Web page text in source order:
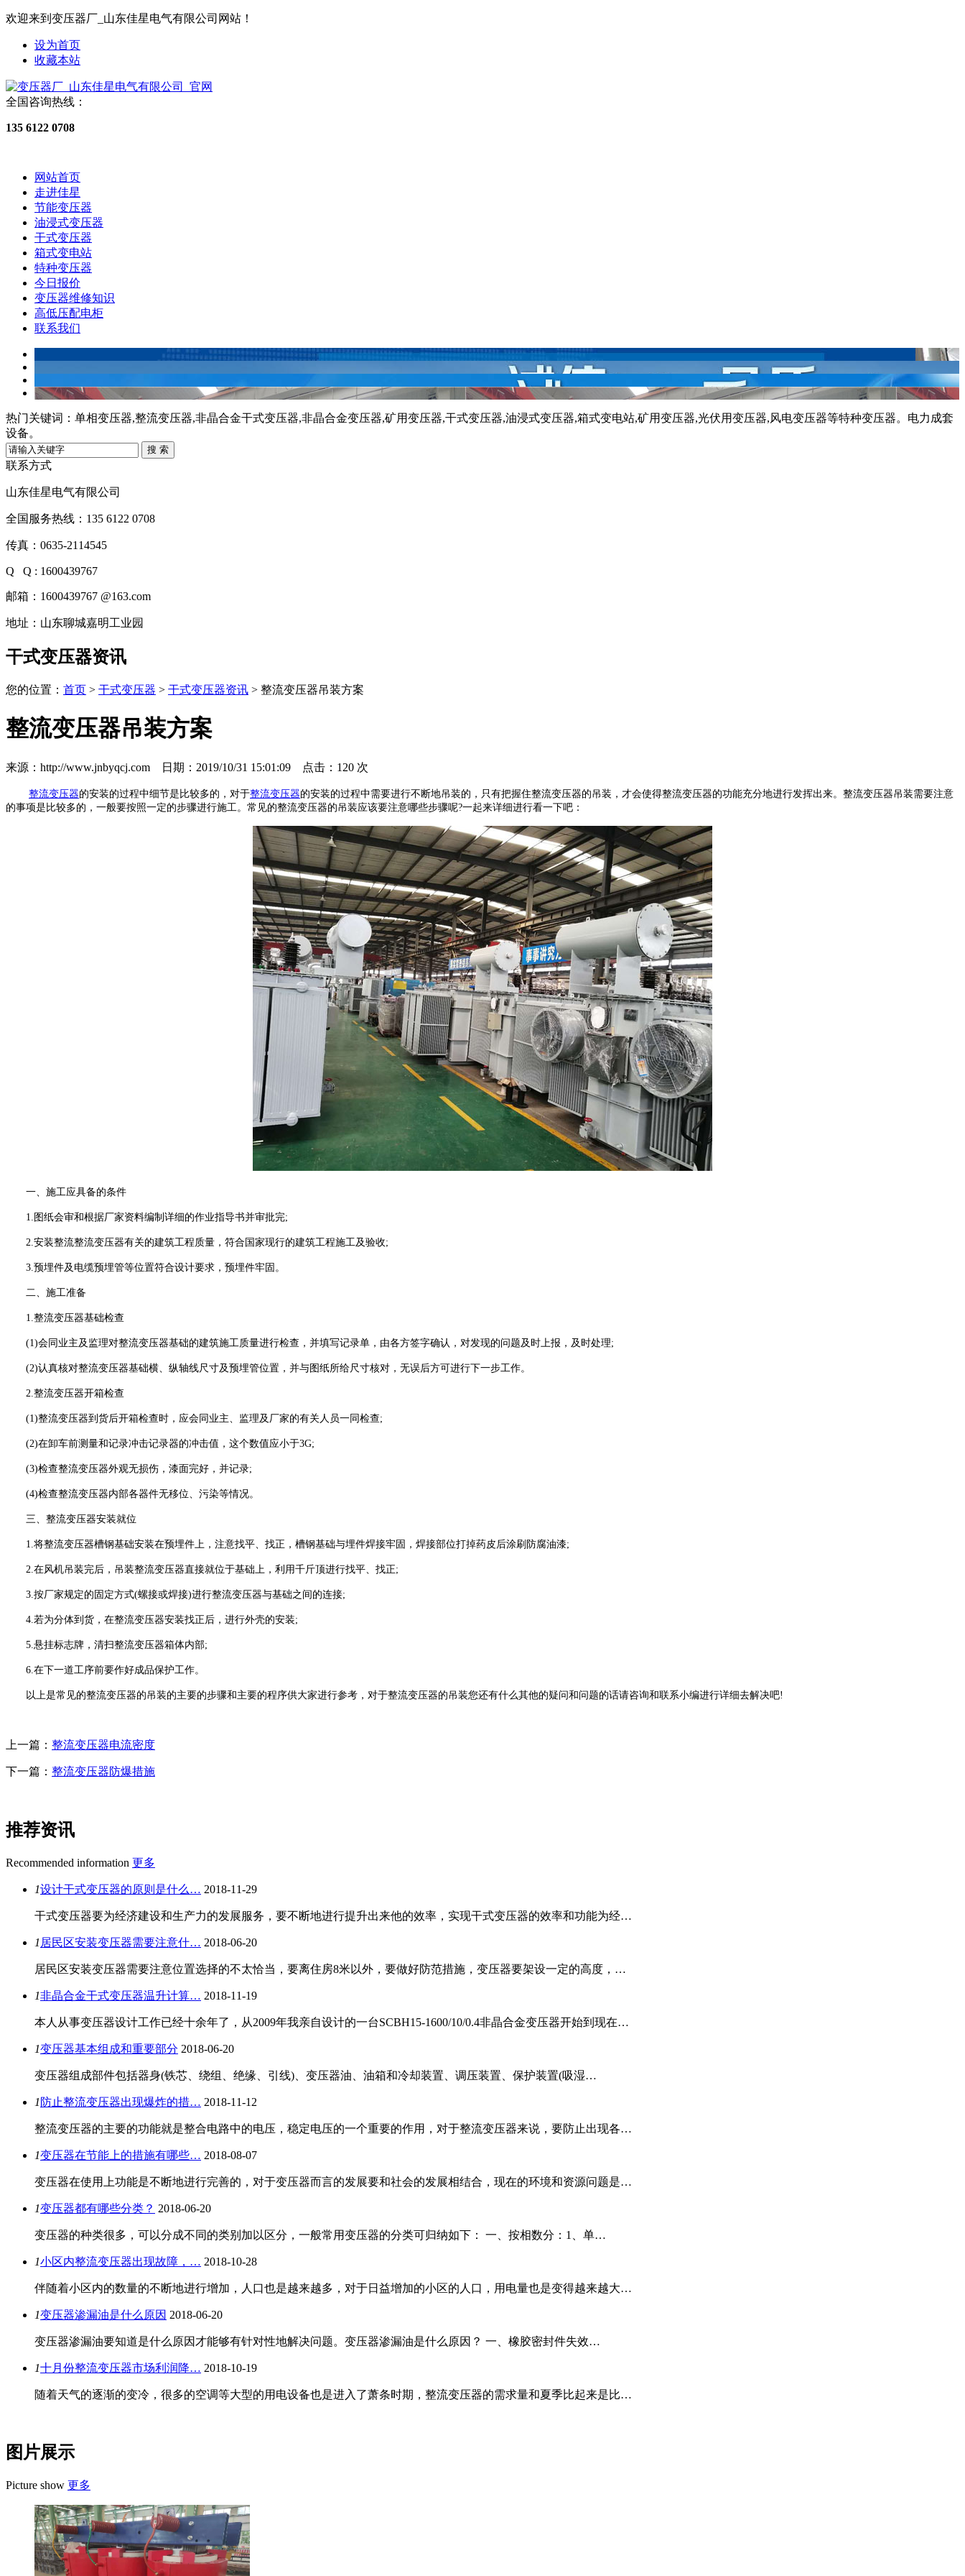
欢迎来到变压器厂_山东佳星电气有限公司网站！
设为首页
收藏本站
全国咨询热线：
135 6122 0708
网站首页
走进佳星
节能变压器
油浸式变压器
干式变压器
箱式变电站
特种变压器
今日报价
变压器维修知识
高低压配电柜
联系我们
热门关键词： 单相变压器,整流变压器,非晶合金干式变压器,非晶合金变压器,矿用变压器,干式变压器,油浸式变压器,箱式变电站,矿用变压器,光伏用变压器,风电变压器等特种变压器。电力成套
设备。
联系方式
山东佳星电气有限公司
全国服务热线：135 6122 0708
传真：0635-2114545
Q Q : 1600439767
邮箱：1600439767 @163.com
地址：山东聊城嘉明工业园
干式变压器资讯
您的位置： 首页 > 干式变压器 > 干式变压器资讯 > 整流变压器吊装方案
整流变压器吊装方案
来源：http://www.jnbyqcj.com 日期：2019/10/31 15:01:09 点击： 120 次
整流变压器的安装的过程中细节是比较多的，对于整流变压器的安装的过程中需要进行不断地吊装的，只有把握住整流变压器的吊装，才会使得整流变压器的功能充分地进行发挥出来。整流变压器吊装需要注意
的事项是比较多的，一般要按照一定的步骤进行施工。常见的整流变压器的吊装应该要注意哪些步骤呢?一起来详细进行看一下吧：
一、施工应具备的条件
1.图纸会审和根据厂家资料编制详细的作业指导书并审批完;
2.安装整流整流变压器有关的建筑工程质量，符合国家现行的建筑工程施工及验收;
3.预埋件及电缆预埋管等位置符合设计要求，预埋件牢固。
二、施工准备
1.整流变压器基础检查
(1)会同业主及监理对整流变压器基础的建筑施工质量进行检查，并填写记录单，由各方签字确认，对发现的问题及时上报，及时处理;
(2)认真核对整流变压器基础横、纵轴线尺寸及预埋管位置，并与图纸所给尺寸核对，无误后方可进行下一步工作。
2.整流变压器开箱检查
(1)整流变压器到货后开箱检查时，应会同业主、监理及厂家的有关人员一同检查;
(2)在卸车前测量和记录冲击记录器的冲击值，这个数值应小于3G;
(3)检查整流变压器外观无损伤，漆面完好，并记录;
(4)检查整流变压器内部各器件无移位、污染等情况。
三、整流变压器安装就位
1.将整流变压器槽钢基础安装在预埋件上，注意找平、找正，槽钢基础与埋件焊接牢固，焊接部位打掉药皮后涂刷防腐油漆;
2.在风机吊装完后，吊装整流变压器直接就位于基础上，利用千斤顶进行找平、找正;
3.按厂家规定的固定方式(螺接或焊接)进行整流变压器与基础之间的连接;
4.若为分体到货，在整流变压器安装找正后，进行外壳的安装;
5.悬挂标志牌，清扫整流变压器箱体内部;
6.在下一道工序前要作好成品保护工作。
以上是常见的整流变压器的吊装的主要的步骤和主要的程序供大家进行参考，对于整流变压器的吊装您还有什么其他的疑问和问题的话请咨询和联系小编进行详细去解决吧!
上一篇： 整流变压器电流密度
下一篇： 整流变压器防爆措施
推荐资讯
Recommended information 更多
1设计干式变压器的原则是什么… 2018-11-29
干式变压器要为经济建设和生产力的发展服务，要不断地进行提升出来他的效率，实现干式变压器的效率和功能为经…
1 居民区安装变压器需要注意什… 2018-06-20
居民区安装变压器需要注意位置选择的不太恰当，要离住房8米以外，要做好防范措施，变压器要架设一定的高度，…
1非晶合金干式变压器温升计算… 2018-11-19
本人从事变压器设计工作已经十余年了，从2009年我亲自设计的一台SCBH15-1600/10/0.4非晶合金变压器开始到现在…
1变压器基本组成和重要部分 2018-06-20
变压器组成部件包括器身(铁芯、绕组、绝缘、引线)、变压器油、油箱和冷却装置、调压装置、保护装置(吸湿…
1 防止整流变压器出现爆炸的措… 2018-11-12
整流变压器的主要的功能就是整合电路中的电压，稳定电压的一个重要的作用，对于整流变压器来说，要防止出现各…
1变压器在节能上的措施有哪些… 2018-08-07
变压器在使用上功能是不断地进行完善的，对于变压器而言的发展要和社会的发展相结合，现在的环境和资源问题是…
1变压器都有哪些分类？ 2018-06-20
变压器的种类很多，可以分成不同的类别加以区分，一般常用变压器的分类可归纳如下： 一、按相数分：1、单…
1小区内整流变压器出现故障，… 2018-10-28
伴随着小区内的数量的不断地进行增加，人口也是越来越多，对于日益增加的小区的人口，用电量也是变得越来越大…
1变压器渗漏油是什么原因 2018-06-20
变压器渗漏油要知道是什么原因才能够有针对性地解决问题。变压器渗漏油是什么原因？ 一、橡胶密封件失效…
1十月份整流变压器市场利润降… 2018-10-19
随着天气的逐渐的变冷，很多的空调等大型的用电设备也是进入了萧条时期，整流变压器的需求量和夏季比起来是比…
图片展示
Picture show 更多